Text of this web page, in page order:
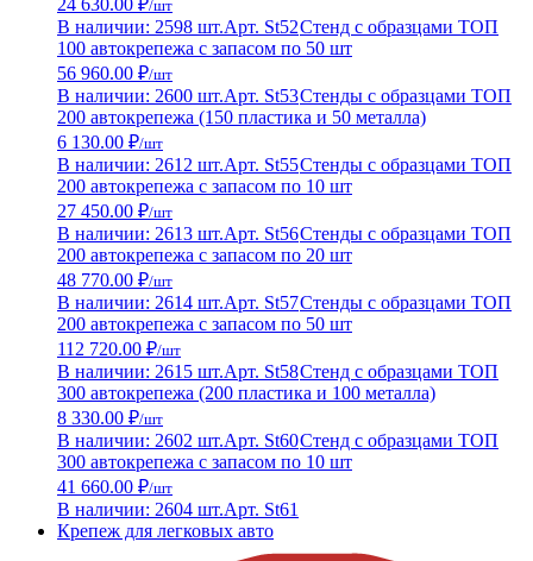
/шт
В наличии: 2598 шт.Арт. St52Стенд с образцами ТОП
100 автокрепежа с запасом по 50 шт
56 960.00 ₽/шт
В наличии: 2600 шт.Арт. St53Стенды с образцами ТОП
200 автокрепежа (150 пластика и 50 металла)
6 130.00 ₽/шт
В наличии: 2612 шт.Арт. St55Стенды с образцами ТОП
200 автокрепежа с запасом по 10 шт
27 450.00 ₽/шт
В наличии: 2613 шт.Арт. St56Стенды с образцами ТОП
200 автокрепежа с запасом по 20 шт
48 770.00 ₽/шт
В наличии: 2614 шт.Арт. St57Стенды с образцами ТОП
200 автокрепежа с запасом по 50 шт
112 720.00 ₽/шт
В наличии: 2615 шт.Арт. St58Стенд с образцами ТОП
300 автокрепежа (200 пластика и 100 металла)
8 330.00 ₽/шт
В наличии: 2602 шт.Арт. St60Стенд с образцами ТОП
300 автокрепежа с запасом по 10 шт
41 660.00 ₽/шт
В наличии: 2604 шт.Арт. St61
Крепеж для легковых авто